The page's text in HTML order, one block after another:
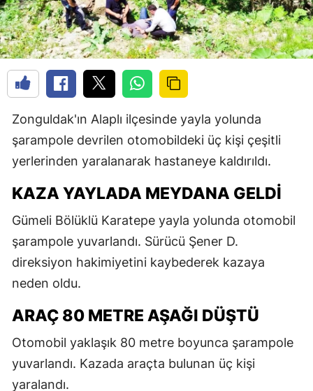
Zonguldak'ın Alaplı ilçesinde yayla yolunda
şarampole devrilen otomobildeki üç kişi çeşitli
yerlerinden yaralanarak hastaneye kaldırıldı.
KAZA YAYLADA MEYDANA GELDI
Gümeli Bölüklü Karatepe yayla yolunda otomobil
şarampole yuvarlandı. Sürücü Şener D.
direksiyon hakimiyetini kaybederek kazaya
neden oldu.
ARAÇ 80 METRE AŞAĞI DÜŞTÜ
Otomobil yaklaşık 80 metre boyunca şarampole
yuvarlandı. Kazada araçta bulunan üç kişi
yaralandı.